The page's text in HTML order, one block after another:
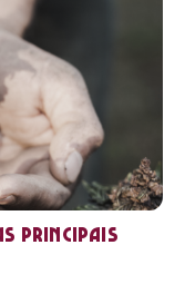
principais